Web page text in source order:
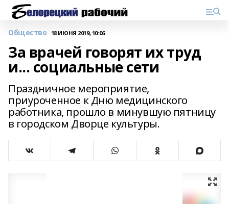
Общество 18 ИЮНЯ 2019, 10:06
За врачей говорят их труд
и... социальные сети
Праздничное мероприятие,
приуроченное к Дню медицинского
работника, прошло в минувшую пятницу
в городском Дворце культуры.